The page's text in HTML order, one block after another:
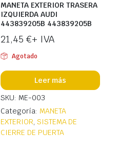
MANETA EXTERIOR TRASERA
IZQUIERDA AUDI
443839205B 443839205B
21,45 €+ IVA
Agotado
Leer más
SKU: ME-003
Categoría: MANETA
EXTERIOR, SISTEMA DE
CIERRE DE PUERTA